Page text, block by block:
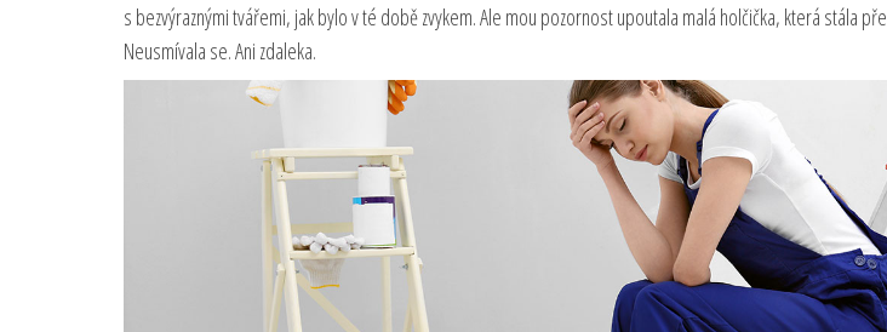
s bezvýraznými tvářemi, jak bylo v té době zvykem. Ale mou pozornost upoutala malá holčička, která stála
Neusmívala se. Ani zdaleka.